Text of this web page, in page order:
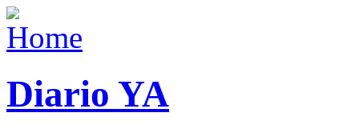
Diario YA